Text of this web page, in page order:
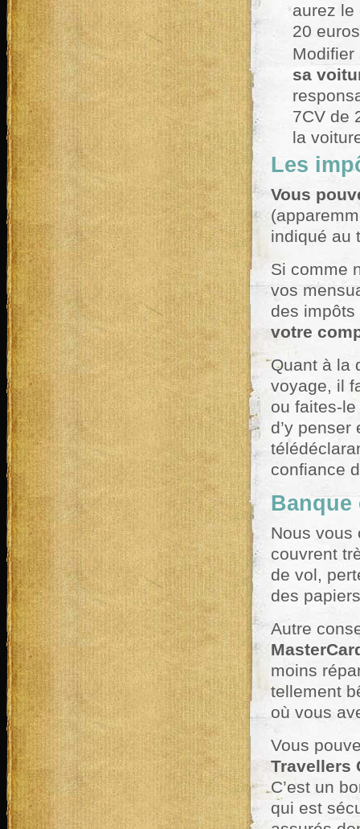
aurez
20
Modifier
sa
7CV de
la
Les
Vous
indiqué au
Si comme
vos
des
votre
Quant à la
voyage, il
ou faites-
d’y
confiance
Banque
Nous
couvrent
de vol,
des
Autre
moins
tellement
où vous
Vous
Travellers
C’est un
qui est